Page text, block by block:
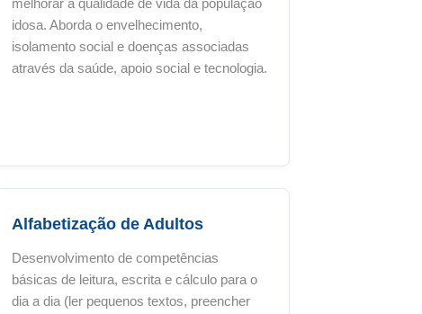
melhorar a qualidade de vida da população
idosa. Aborda o envelhecimento,
isolamento social e doenças associadas
através da saúde, apoio social e tecnologia.
Alfabetização de Adultos
Desenvolvimento de competências
básicas de leitura, escrita e cálculo para o
dia a dia (ler pequenos textos, preencher